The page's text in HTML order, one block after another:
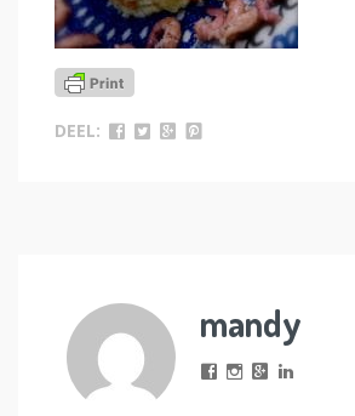
DEEL:
mandy